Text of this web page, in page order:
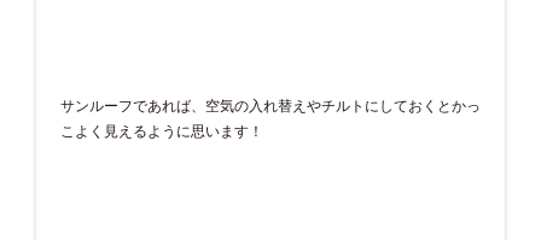
サンルーフであれば、空気の入れ替えやチルトにしておくとかっ
こよく見えるように思います！